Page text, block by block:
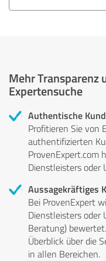
Mehr Transparenz
Expertensuche
Authentische
Profitieren Sie von
authentifizierten
ProvenExpert.com
Dienstleisters oder
Aussagekräftiges
Bei ProvenExpert
Dienstleisters oder
Beratung)
Überblick über die
in allen Bereichen.